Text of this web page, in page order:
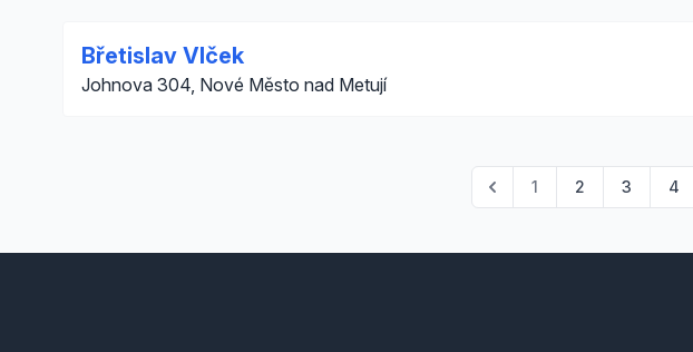
Břetislav Vlček
Johnova 304, Nové Město nad Metují
1 2 3 4